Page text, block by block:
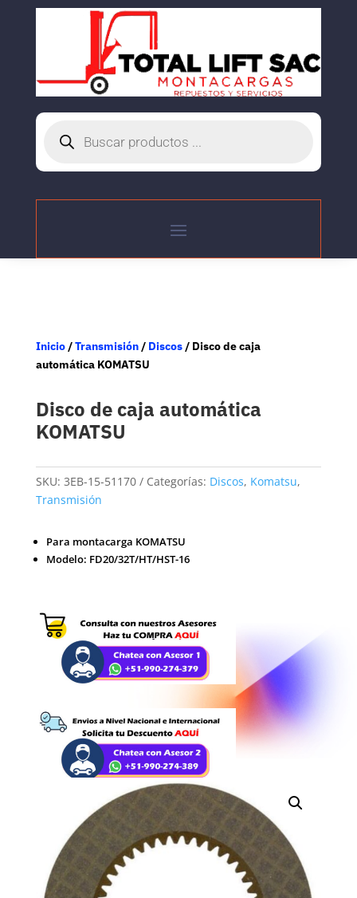
productos
Inicio/Transmisión/ Discos/ Disco de caja
automática KOMATSU
Disco de caja automática
KOMATSU
SKU: 3EB-15-51170 Categorías: Discos, Komatsu,
Transmisión
Para montacarga KOMATSU
Modelo: FD20/32T/HT/HST-16